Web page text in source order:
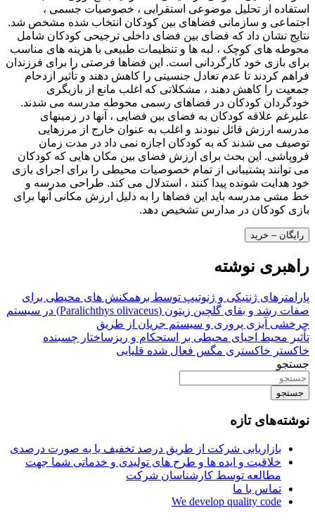
استفاده از تحلیل موضوعی استقرایی ، خصوصیات جسمی ،
اجتماعی و سازمانی فضاهای بین کودکان انتخاب شده مشخص شد.
نتایج نشان داد که فضای بین فضای داخلی ترجیحی کودکان شامل
محوطه های کوچک ، لبه ها و تنظیمات طبیعی با هزینه های مناسب
برای بازی خود کارگردانی است. این فضاها فرصتی را برای فرزندان
فراهم کردند تا عدم تعادل جنسیتی را کاهش دهند و تأثیر ازدحام
جمعیت را کاهش دهند ، مشکلاتی که اغلب مانع از بازیگری
خودگردان کودکان در فضاهای رسمی محوطه مدرسه می شدند.
علیرغم علاقه کودکان به فضای بین فضایی ، آنها در زمینهای
مدرسه ارزش قائل نبودند و اغلب به عنوان خارج از مرزهایی
توصیف می شدند که به کودکان اجازه نمی داد در مدت زمان
فروپاشی. این بحث برای ارزش فضای بین مکان هایی که کودکان
می توانند پشتیبانی از تمام خصوصیات محیطی را برای اجرای بازی
خود هدایت شونده پیدا کنند ، استدلال می کند. طراحی مدرسه و
خط مشی مدرسه باید این فضاها را به دلیل ارزش مکانی آنها برای
بازی کودکان در مدارس تشخیص دهد.
رایگان – خرید
راهبری نوشته
پارامترهای ژنتیکی و ژنوتیپ توسط برهمکنش های محیطی برای
صفات رشد و بقای گلچین زیتون (Paralichthys olivaceus) در سیستم
چرخشی آبزی پروری و سیستم جریان از طریق
تأثیر محیط احیای محیطی بر استحکام و ریزساختار چسبنده
خاکستر خاکستری مگس فعال شده قلیایی
جستجو
جستجو
نوشته‌های تازه
بازاریابی شرکت از طریق درصد تخفیف یا به صورت درصدی
خلاقیت و ایده ها و طرح های تولیدی و خدماتی شما جهت
مطالعه توسط کارشناسان شرکت
تماس با ما
We develop quality code